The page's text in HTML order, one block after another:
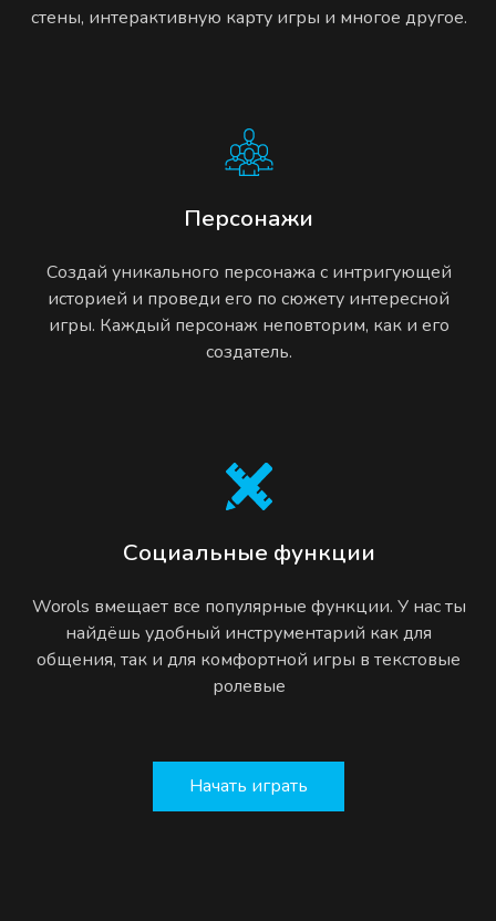
стены, интерактивную карту игры и многое другое.
Персонажи
Создай уникального персонажа с интригующей
историей и проведи его по сюжету интересной
игры. Каждый персонаж неповторим, как и его
создатель.
Социальные функции
Worols вмещает все популярные функции. У нас ты
найдёшь удобный инструментарий как для
общения, так и для комфортной игры в текстовые
ролевые
Начать играть